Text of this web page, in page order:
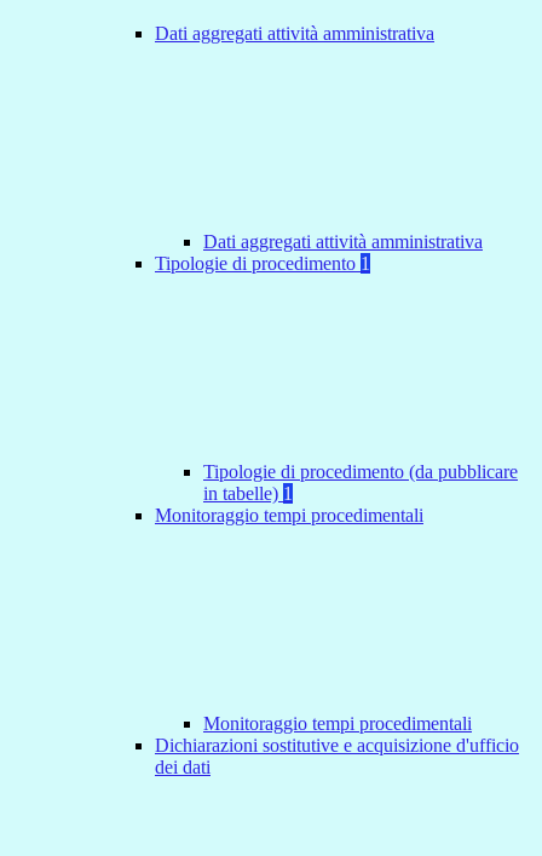
Dati aggregati attività amministrativa
Dati aggregati attività amministrativa
Tipologie di procedimento 1
Tipologie di procedimento (da pubblicare
in tabelle) 1
Monitoraggio tempi procedimentali
Monitoraggio tempi procedimentali
Dichiarazioni sostitutive e acquisizione d'ufficio
dei dati